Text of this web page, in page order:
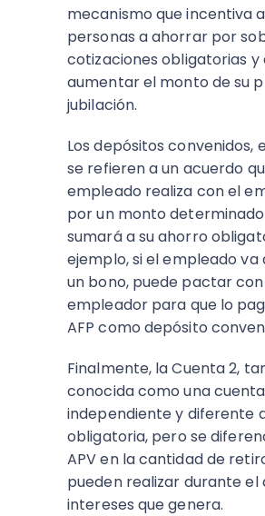
mecanismo que incentiva
personas a ahorrar por
cotizaciones obligatorias y
aumentar el monto de su
jubilación.
Los depósitos convenidos,
se refieren a un acuerdo
empleado realiza con el
por un monto
sumará a su ahorro
ejemplo, si el empleado va
un bono, puede pactar
empleador para que lo
AFP como depósito
Finalmente, la Cuenta 2,
conocida como una cuenta
independiente y diferente
obligatoria, pero se
APV en la cantidad de
pueden realizar durante el
intereses que genera.